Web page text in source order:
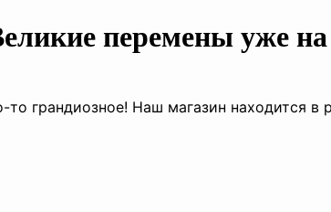
перемены уже на
то грандиозное! Наш магазин находится в